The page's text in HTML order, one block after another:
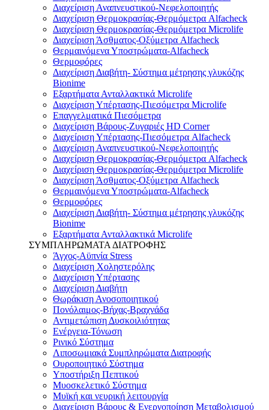
Διαχείριση Αναπνευστικού-Νεφελοποιητής
Διαχείριση Θερμοκρασίας-Θερμόμετρα Alfacheck
Διαχείριση Θερμοκρασίας-Θερμόμετρα Microlife
Διαχείριση Άσθματος-Οξύμετρα Alfacheck
Θερμαινόμενα Υποστρώματα-Alfacheck
Θερμοφόρες
Διαχείριση Διαβήτη- Σύστημα μέτρησης γλυκόζης
Bionime
Εξαρτήματα Ανταλλακτικά Microlife
Διαχείριση Υπέρτασης-Πιεσόμετρα Microlife
Επαγγελματικά Πιεσόμετρα
Διαχείριση Βάρους-Ζυγαριές HD Corner
Διαχείριση Υπέρτασης-Πιεσόμετρα Alfacheck
Διαχείριση Αναπνευστικού-Νεφελοποιητής
Διαχείριση Θερμοκρασίας-Θερμόμετρα Alfacheck
Διαχείριση Θερμοκρασίας-Θερμόμετρα Microlife
Διαχείριση Άσθματος-Οξύμετρα Alfacheck
Θερμαινόμενα Υποστρώματα-Alfacheck
Θερμοφόρες
Διαχείριση Διαβήτη- Σύστημα μέτρησης γλυκόζης
Bionime
Εξαρτήματα Ανταλλακτικά Microlife
ΣΥΜΠΛΗΡΩΜΑΤΑ ΔΙΑΤΡΟΦΗΣ
Άγχος-Αϋπνία Stress
Διαχείριση Χοληστερόλης
Διαχείριση Υπέρτασης
Διαχείριση Διαβήτη
Θωράκιση Ανοσοποιητικού
Πονόλαιμος-Βήχας-Βραχνάδα
Αντιμετώπιση Δυσκοιλιότητας
Eνέργεια-Τόνωση
Ρινικό Σύστημα
Λιποσωμιακά Συμπληρώματα Διατροφής
Ουροποιητικό Σύστημα
Υποστήριξη Πεπτικού
Μυοσκελετικό Σύστημα
Μυϊκή και νευρική λειτουργία
Διαχείριση Βάρους & Ενεργοποίηση Μεταβολισμού